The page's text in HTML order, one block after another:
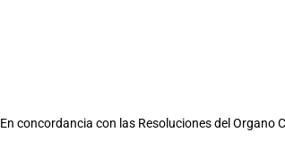
En concordancia con las Resoluciones del Organo